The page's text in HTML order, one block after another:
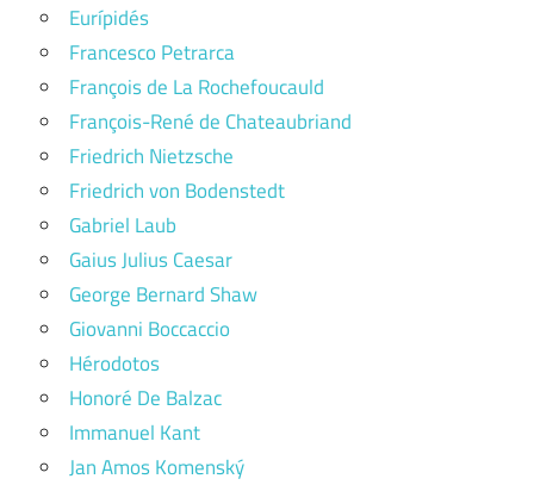
Eurípidés
Francesco Petrarca
François de La Rochefoucauld
François-René de Chateaubriand
Friedrich Nietzsche
Friedrich von Bodenstedt
Gabriel Laub
Gaius Julius Caesar
George Bernard Shaw
Giovanni Boccaccio
Hérodotos
Honoré De Balzac
Immanuel Kant
Jan Amos Komenský